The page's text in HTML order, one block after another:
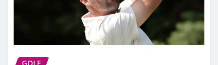
GOLF